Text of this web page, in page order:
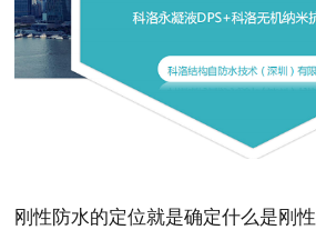
刚性防水的定位就是确定什么是刚